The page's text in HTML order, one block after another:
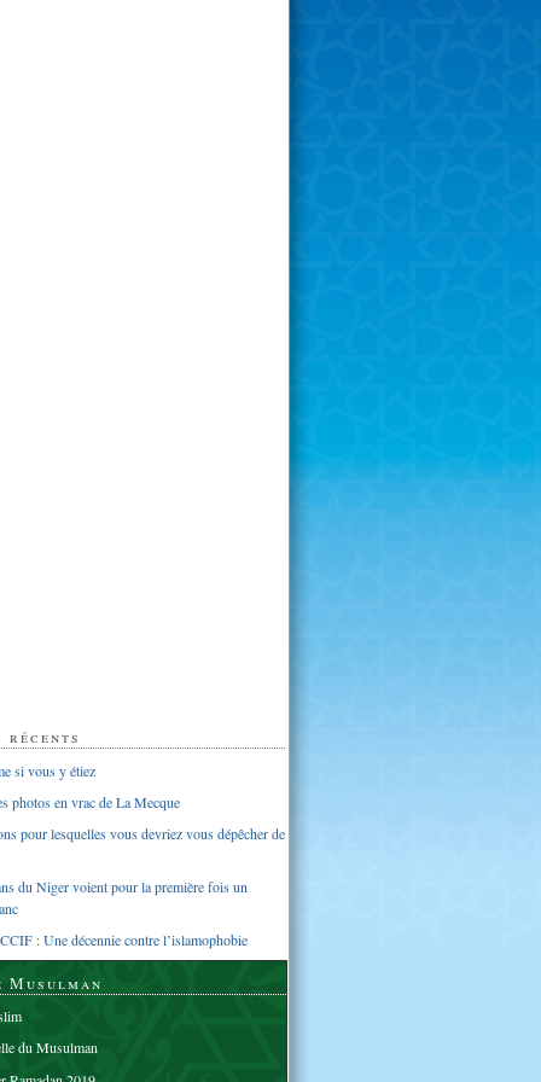
si vous y étiez
photos en vrac de La Mecque
pour lesquelles vous devriez vous dépêcher de
du Niger voient pour la première fois un
: Une décennie contre l’islamophobie
Musulman
du Musulman